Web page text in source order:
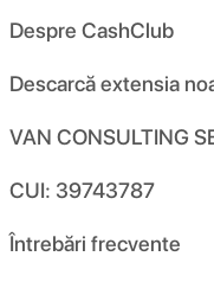
Despre CashClub
Descarcă extensia
VAN CONSULTING
CUI: 39743787
Întrebări frecvente